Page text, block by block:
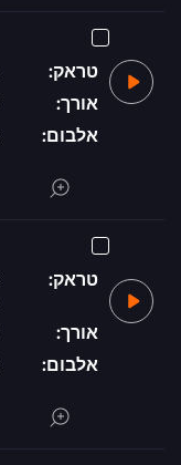
טראק:
אורך:
אלבום:
טראק:
אורך:
אלבום: